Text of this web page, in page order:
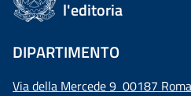
l'editoria
DIPARTIMENTO
Via della Mercede 9 00187 Roma